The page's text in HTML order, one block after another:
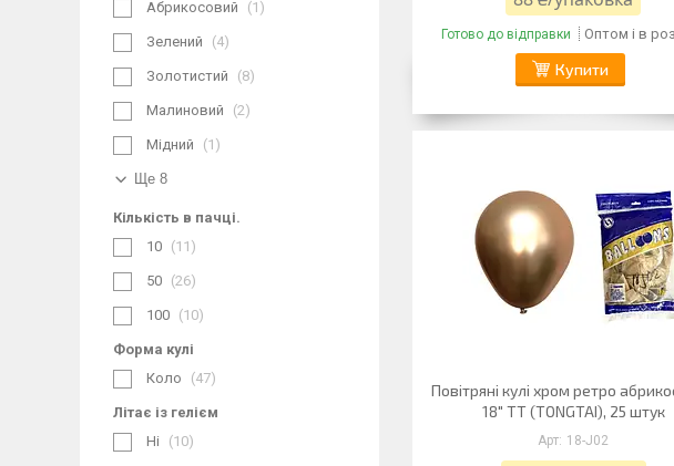
Готово до відправки Оптом і в
Купити
Повітряні кулі хром ретро
18" TT (TONGTAI), 25 штук
18-J02
Абрикосовий
1
Зелений 4
Золотистий 8
Малиновий 2
Мідний 1
Ще 8
Кількість в пачці.
10
11
50 26
100 10
Форма кулі
Коло
47
Літає із гелієм
Ні
10